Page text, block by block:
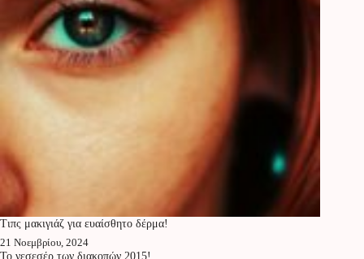
Τιπς μακιγιάζ για ευαίσθητο δέρμα!
21 Νοεμβρίου, 2024
Το νεσεσέρ των διακοπών 2015!